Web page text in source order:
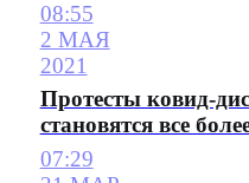
08:55
2 МАЯ
2021
Протесты ковид-
становятся все
07:29